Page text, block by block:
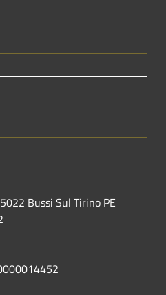
Bussi Sul Tirino PE